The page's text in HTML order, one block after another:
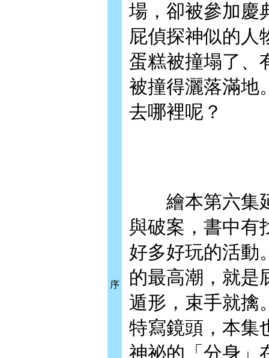
序
場，卻被參加慶
屁偵探神似的人
蛋糕被撞塌了、
被撞得灑落滿地
去哪裡呢？
繪本第六集延
與破案，書中有
好多好玩的活動
的最高潮，就是
遁形，束手就擒
特寫鏡頭，本集
神祕的「分身」